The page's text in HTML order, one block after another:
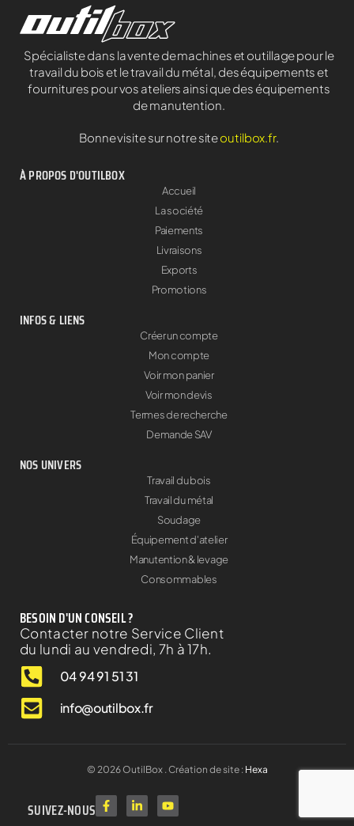
Spécialiste dans la vente de machines et outillage pour le
travail du bois et le travail du métal, des équipements et
fournitures pour vos ateliers ainsi que des équipements
de manutention.
Bonne visite sur notre siteoutilbox.fr.
À PROPOS D'OUTILBOX
Accueil
La société
Paiements
Livraisons
Exports
Promotions
INFOS & LIENS
Créer un compte
Mon compte
Voir mon panier
Voir mon devis
Termes de recherche
Demande SAV
NOS UNIVERS
Travail du bois
Travail du métal
Soudage
Équipement d'atelier
Manutention & levage
Consommables
BESOIN D'UN CONSEIL ?
Contacter notre Service Client
du lundi au vendredi, 7h à 17h.
04 94 91 51 31
info@outilbox.fr
© 2026OutilBox . Création de site : Hexa
SUIVEZ-NOUS